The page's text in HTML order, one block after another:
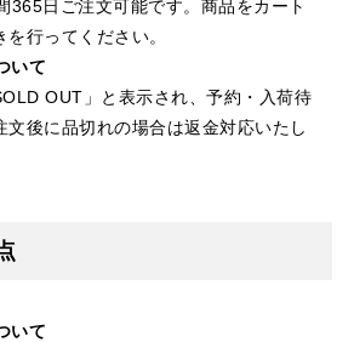
365日ご注文可能です。商品をカート
行ってください。
いて
OUT」と表示され、予約・入荷待
文後に品切れの場合は返金対応いたし
いて